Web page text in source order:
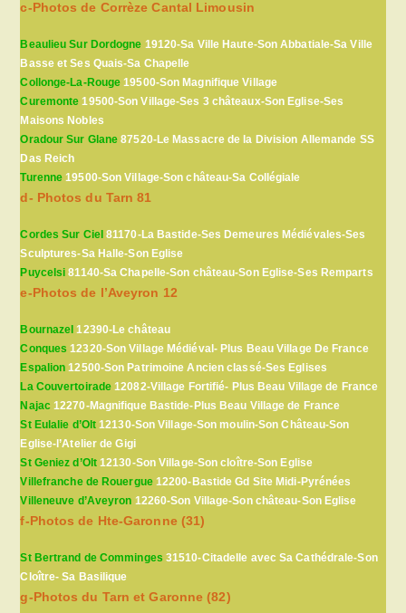
c-Photos de Corrèze Cantal Limousin
Beaulieu Sur Dordogne 19120-Sa Ville Haute-Son Abbatiale-Sa Ville
Basse et Ses Quais-Sa Chapelle
Collonge-La-Rouge 19500-Son Magnifique Village
Curemonte 19500-Son Village-Ses 3 châteaux-Son Eglise-Ses
Maisons Nobles
Oradour Sur Glane 87520-Le Massacre de la Division Allemande SS
Das Reich
Turenne 19500-Son Village-Son château-Sa Collégiale
d- Photos du Tarn 81
Cordes Sur Ciel81170-La Bastide-Ses Demeures Médiévales-Ses
Sculptures-Sa Halle-Son Eglise
Puycelsi 81140-Sa Chapelle-Son château-Son Eglise-Ses Remparts
e-Photos de l’Aveyron 12
Bournazel 12390-Le château
Conques 12320-Son Village Médiéval- Plus Beau Village De France
Espalion 12500-Son Patrimoine Ancien classé-Ses Eglises
La Couvertoirade 12082-Village Fortifié- Plus Beau Village de France
Najac12270-Magnifique Bastide-Plus Beau Village de France
St Eulalie d’Olt 12130-Son Village-Son moulin-Son Château-Son
Eglise-l’Atelier de Gigi
St Geniez d’Olt12130-Son Village-Son cloître-Son Eglise
Villefranche de Rouergue12200-Bastide Gd Site Midi-Pyrénées
Villeneuve d’Aveyron 12260-Son Village-Son château-Son Eglise
f-Photos de Hte-Garonne (31)
St Bertrand de Comminges 31510-Citadelle avec Sa Cathédrale-Son
Cloître- Sa Basilique
g-Photos du Tarn et Garonne (82)